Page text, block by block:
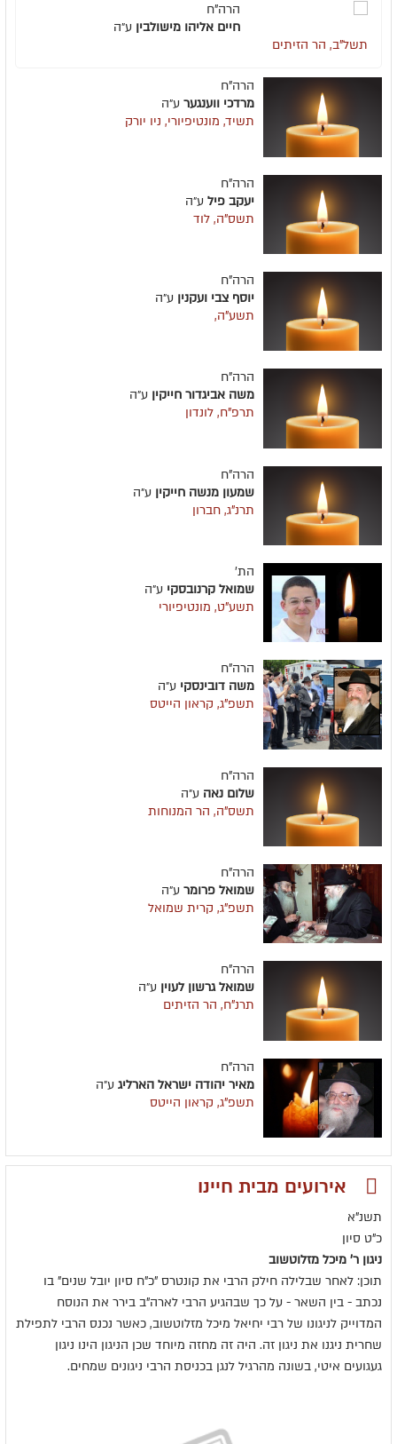
הרה"ח
חיים אליהו מישולבין ע״ה
תשל"ב, הר הזיתים
הרה"ח
מרדכי ווענגער ע״ה
תשיד, מונטיפיורי, ניו יורק
הרה"ח
יעקב פיל ע״ה
תשס"ה, לוד
הרה"ח
יוסף צבי ועקנין ע״ה
תשע"ה,
הרה"ח
משה אביגדור חייקין ע״ה
תרפ"ח, לונדון
הרה"ח
שמעון מנשה חייקין ע״ה
תרנ"ג, חברון
הת'
שמואל קרנובסקי ע״ה
תשע"ט, מונטיפיורי
הרה"ח
משה דובינסקי ע״ה
תשפ"ג, קראון הייטס
הרה"ח
שלום נאה ע״ה
תשס"ה, הר המנוחות
הרה"ח
שמואל פרומר ע״ה
תשפ"ג, קרית שמואל
הרה"ח
שמואל גרשון לעוין ע״ה
תרנ"ח, הר הזיתים
הרה"ח
מאיר יהודה ישראל הארליג ע״ה
תשפ"ג, קראון הייטס
אירועים מבית חיינו
תשנ"א
כ"ט סיון
ניגון ר' מיכל מזלוטשוב
תוכן: לאחר שבלילה חילק הרבי את קונטרס "כ"ח סיון יובל שנים" בו
נכתב - בין השאר - על כך שבהגיע הרבי לארה"ב בירר את הנוסח
המדוייק לניגונו של רבי יחיאל מיכל מזלוטשוב, כאשר נכנס הרבי לתפילת
שחרית ניגנו את ניגון זה. היה זה מחזה מיוחד שכן הניגון הינו ניגון
געגועים איטי, בשונה מהרגיל לנגן בכניסת הרבי ניגונים שמחים.